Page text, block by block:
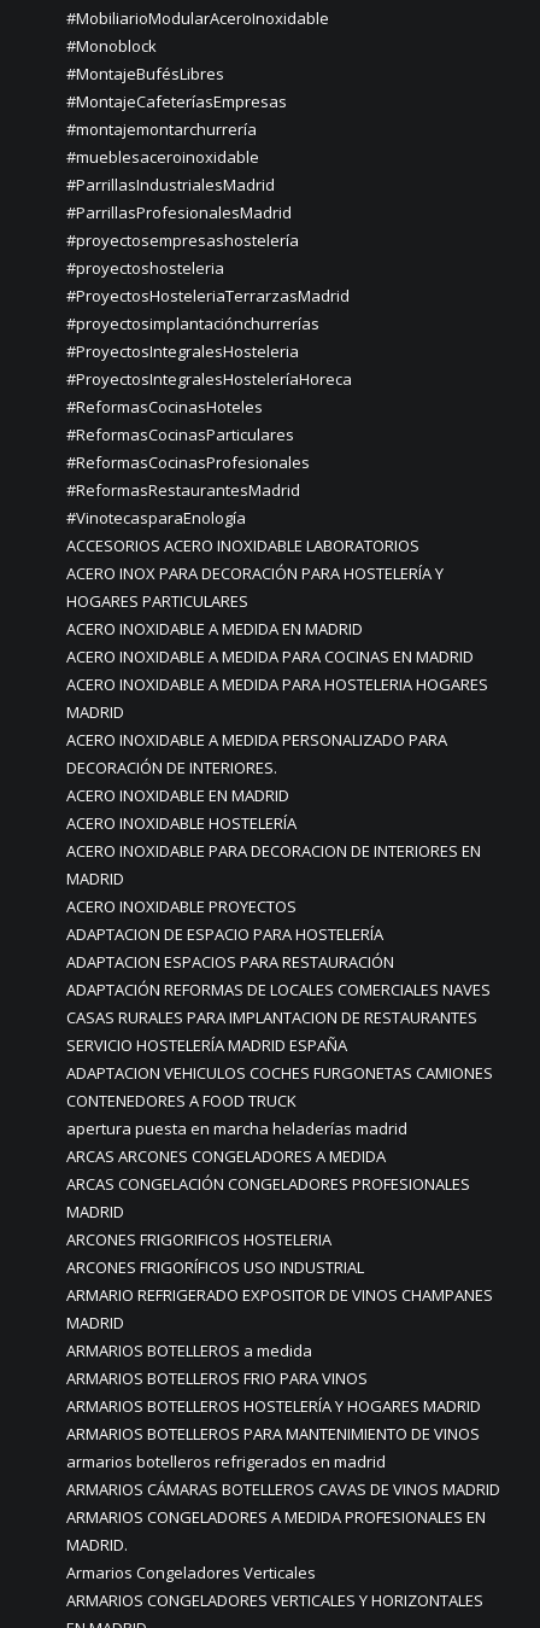
#MobiliarioModularAceroInoxidable
#Monoblock
#MontajeBufésLibres
#MontajeCafeteríasEmpresas
#montajemontarchurrería
#mueblesaceroinoxidable
#ParrillasIndustrialesMadrid
#ParrillasProfesionalesMadrid
#proyectosempresashostelería
#proyectoshosteleria
#ProyectosHosteleriaTerrarzasMadrid
#proyectosimplantaciónchurrerías
#ProyectosIntegralesHosteleria
#ProyectosIntegralesHosteleríaHoreca
#ReformasCocinasHoteles
#ReformasCocinasParticulares
#ReformasCocinasProfesionales
#ReformasRestaurantesMadrid
#VinotecasparaEnología
ACCESORIOS ACERO INOXIDABLE LABORATORIOS
ACERO INOX PARA DECORACIÓN PARA HOSTELERÍA Y
HOGARES PARTICULARES
ACERO INOXIDABLE A MEDIDA EN MADRID
ACERO INOXIDABLE A MEDIDA PARA COCINAS EN MADRID
ACERO INOXIDABLE A MEDIDA PARA HOSTELERIA HOGARES
MADRID
ACERO INOXIDABLE A MEDIDA PERSONALIZADO PARA
DECORACIÓN DE INTERIORES.
ACERO INOXIDABLE EN MADRID
ACERO INOXIDABLE HOSTELERÍA
ACERO INOXIDABLE PARA DECORACION DE INTERIORES EN
MADRID
ACERO INOXIDABLE PROYECTOS
ADAPTACION DE ESPACIO PARA HOSTELERÍA
ADAPTACION ESPACIOS PARA RESTAURACIÓN
ADAPTACIÓN REFORMAS DE LOCALES COMERCIALES NAVES
CASAS RURALES PARA IMPLANTACION DE RESTAURANTES
SERVICIO HOSTELERÍA MADRID ESPAÑA
ADAPTACION VEHICULOS COCHES FURGONETAS CAMIONES
CONTENEDORES A FOOD TRUCK
apertura puesta en marcha heladerías madrid
ARCAS ARCONES CONGELADORES A MEDIDA
ARCAS CONGELACIÓN CONGELADORES PROFESIONALES
MADRID
ARCONES FRIGORIFICOS HOSTELERIA
ARCONES FRIGORÍFICOS USO INDUSTRIAL
ARMARIO REFRIGERADO EXPOSITOR DE VINOS CHAMPANES
MADRID
ARMARIOS BOTELLEROS a medida
ARMARIOS BOTELLEROS FRIO PARA VINOS
ARMARIOS BOTELLEROS HOSTELERÍA Y HOGARES MADRID
ARMARIOS BOTELLEROS PARA MANTENIMIENTO DE VINOS
armarios botelleros refrigerados en madrid
ARMARIOS CÁMARAS BOTELLEROS CAVAS DE VINOS MADRID
ARMARIOS CONGELADORES A MEDIDA PROFESIONALES EN
MADRID.
Armarios Congeladores Verticales
ARMARIOS CONGELADORES VERTICALES Y HORIZONTALES